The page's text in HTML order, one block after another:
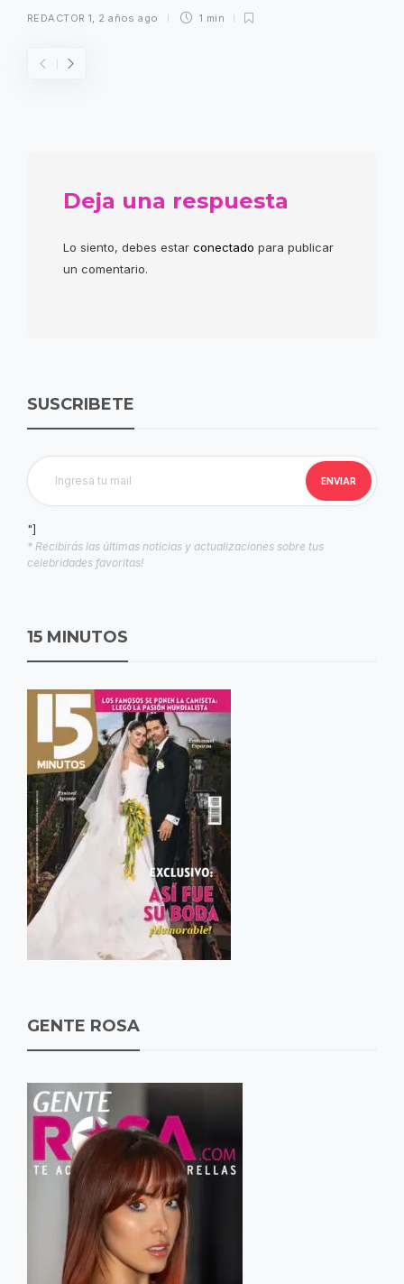
REDACTOR 1, 2 años ago 1 min
Deja una respuesta
Lo siento, debes estar conectado para publicar
un comentario.
SUSCRIBETE
"]
* Recibirás las últimas noticias y actualizaciones sobre tus
celebridades favoritas!
15 MINUTOS
GENTE ROSA